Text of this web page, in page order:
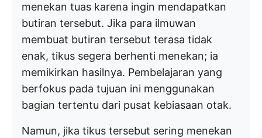
menekan tuas karena ingin mendapatkan
butiran tersebut. Jika para ilmuwan
membuat butiran tersebut terasa tidak
enak, tikus segera berhenti menekan; ia
memikirkan hasilnya. Pembelajaran yang
berfokus pada tujuan ini menggunakan
bagian tertentu dari pusat kebiasaan otak.
Namun, jika tikus tersebut sering menekan